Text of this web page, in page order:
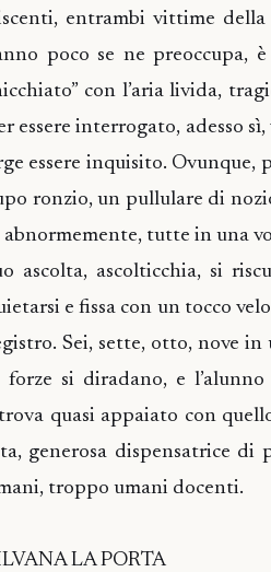
entrambi vittime
poco se ne preoccupa,
con l’aria livida,
essere interrogato, adesso
essere inquisito.
ronzio, un pullulare di
abnormemente, tutte in una
ascolta, ascolticchia, si
e fissa con un tocco
Sei, sette, otto, nove
forze si diradano, e
quasi appaiato con
generosa dispensatrice di
troppo umani docenti.
LA PORTA